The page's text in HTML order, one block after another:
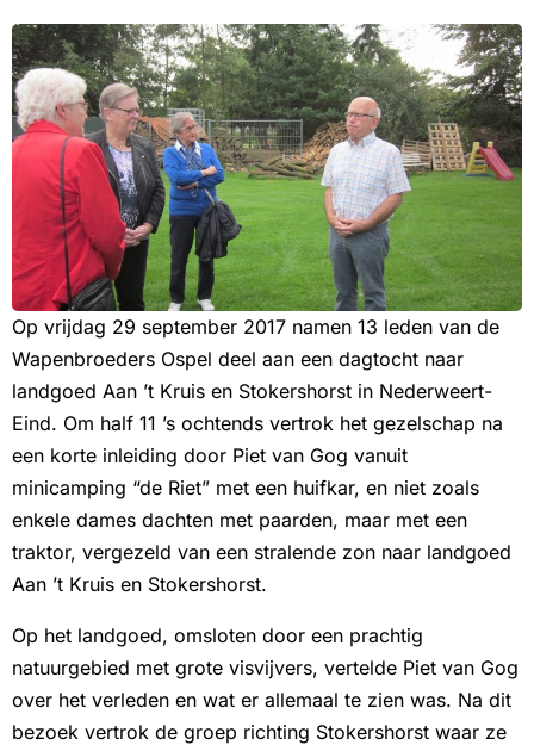
Op vrijdag 29 september 2017 namen 13 leden van de
Wapenbroeders Ospel deel aan een dagtocht naar
landgoed Aan ’t Kruis en Stokershorst in Nederweert-
Eind. Om half 11 ’s ochtends vertrok het gezelschap na
een korte inleiding door Piet van Gog vanuit
minicamping “de Riet” met een huifkar, en niet zoals
enkele dames dachten met paarden, maar met een
traktor, vergezeld van een stralende zon naar landgoed
Aan ’t Kruis en Stokershorst.
Op het landgoed, omsloten door een prachtig
natuurgebied met grote visvijvers, vertelde Piet van Gog
over het verleden en wat er allemaal te zien was. Na dit
bezoek vertrok de groep richting Stokershorst waar ze